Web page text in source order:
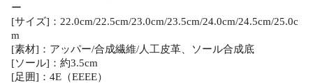
ー
[サイズ]：22.0cm/22.5cm/23.0cm/23.5cm/24.0cm/24.5cm/25.0c
m
[素材]：アッパー/合成繊維/人工皮革、ソール合成底
[ソール]：約3.5cm
[足囲]：4E（EEEE）